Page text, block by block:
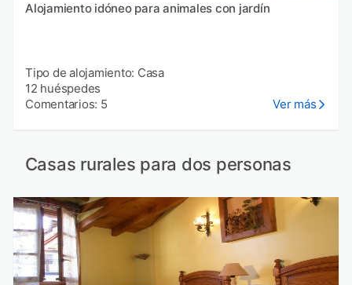
Alojamiento idóneo para animales con jardín
Tipo de alojamiento: Casa
12 huéspedes
Comentarios: 5
Ver más
Casas rurales para dos personas